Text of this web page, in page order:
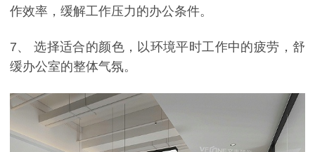
作效率，缓解工作压力的办公条件。
7、 选择适合的颜色，以环境平时工作中的疲劳，舒
缓办公室的整体气氛。